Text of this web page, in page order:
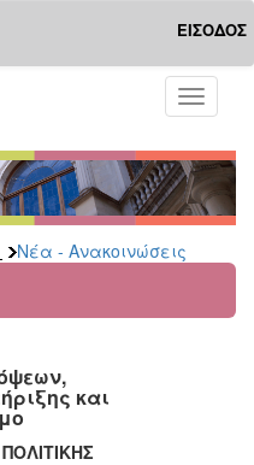
ΕΙΣΟΔΟΣ
Toggle
Νέα - Ανακοινώσεις
και